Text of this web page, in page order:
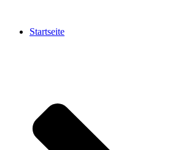
Startseite